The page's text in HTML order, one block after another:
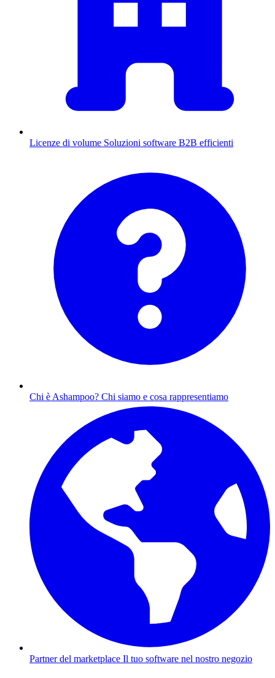
Licenze di volume Soluzioni software B2B efficienti
Chi è Ashampoo? Chi siamo e cosa rappresentiamo
Partner del marketplace Il tuo software nel nostro negozio